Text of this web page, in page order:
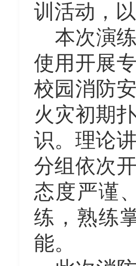
训活动，
本次演
使用开展
校园消防
火灾初期
识。理论
分组依次
态度严谨
练，熟练
能。